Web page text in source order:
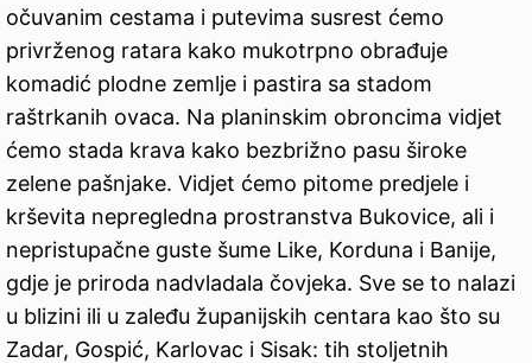
očuvanim cestama i putevima susrest ćemo
privrženog ratara kako mukotrpno obrađuje
komadić plodne zemlje i pastira sa stadom
raštrkanih ovaca. Na planinskim obroncima vidjet
ćemo stada krava kako bezbrižno pasu široke
zelene pašnjake. Vidjet ćemo pitome predjele i
krševita nepregledna prostranstva Bukovice, ali i
nepristupačne guste šume Like, Korduna i Banije,
gdje je priroda nadvladala čovjeka. Sve se to nalazi
u blizini ili u zaleđu županijskih centara kao što su
Zadar, Gospić, Karlovac i Sisak: tih stoljetnih